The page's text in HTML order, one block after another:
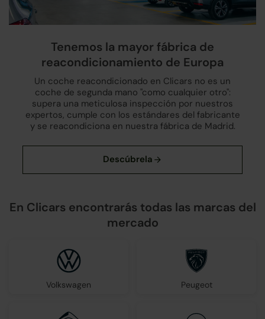
Tenemos la mayor fábrica de
reacondicionamiento de Europa
Un coche reacondicionado en Clicars no es un
coche de segunda mano "como cualquier otro":
supera una meticulosa inspección por nuestros
expertos, cumple con los estándares del fabricante
y se reacondiciona en nuestra fábrica de Madrid.
En Clicars encontrarás todas las marcas del
mercado
Volkswagen Peugeot